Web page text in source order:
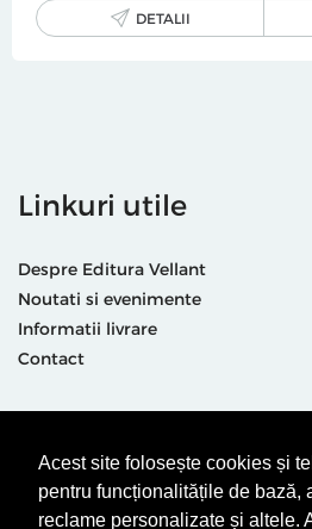
Acest site folosește cookies și
pentru funcționalitățile de bază,
reclame personalizate și altele.
DETALII
Linkuri utile
Despre Editura Vellant
Noutati si evenimente
Informatii livrare
Contact